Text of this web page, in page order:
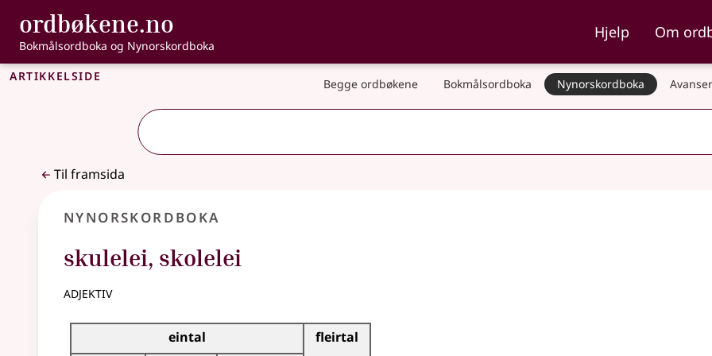
Gå til hovudinnhald
Tilgjenge
ordbøkene.no , Bokmålsordboka og Nynorskordboka
Bokmålsordboka og Nynorskordboka
Hjelp Om
Artikkelside Begge ordbøkene Bokmålsordboka Nynorskordboka
Til framsida
Nynorskordboka
skulelei, skolelei
adjektiv
Bøyningstabell for dette adjektivet
eintal
fleirtal